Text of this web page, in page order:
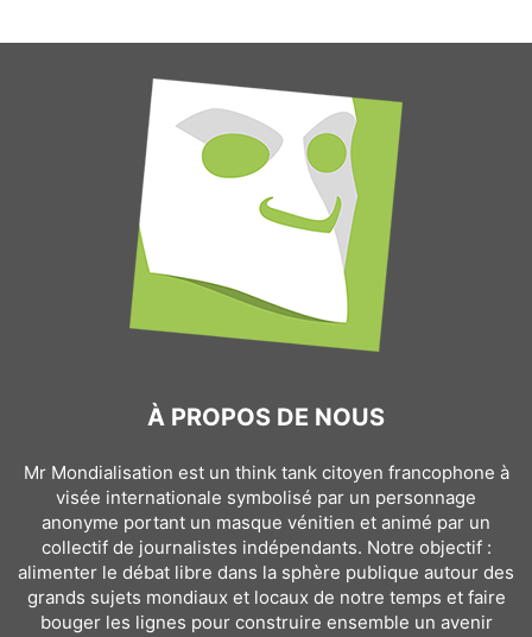
À PROPOS DE NOUS
Mr Mondialisation est un think tank citoyen francophone à
visée internationale symbolisé par un personnage
anonyme portant un masque vénitien et animé par un
collectif de journalistes indépendants. Notre objectif :
alimenter le débat libre dans la sphère publique autour des
grands sujets mondiaux et locaux de notre temps et faire
bouger les lignes pour construire ensemble un avenir